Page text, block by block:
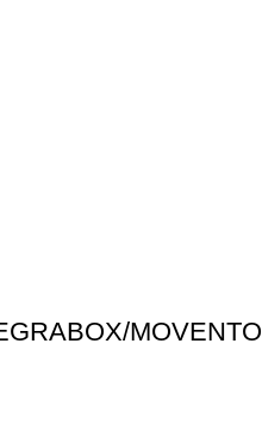
MOVENTO